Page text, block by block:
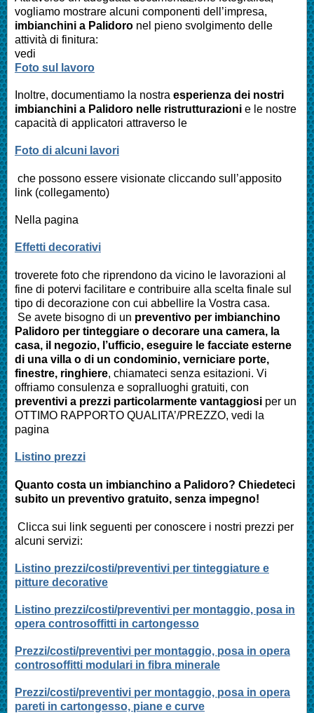
vogliamo mostrare alcuni componenti dell’impresa,
imbianchini a Palidoro nel pieno svolgimento delle
attività di finitura:
vedi
Foto sul lavoro
Inoltre, documentiamo la nostra esperienza dei nostri
imbianchini a Palidoro nelle ristrutturazioni e le nostre
capacità di applicatori attraverso le
Foto di alcuni lavori
che possono essere visionate cliccando sull’apposito
link (collegamento)
Nella pagina
Effetti decorativi
troverete foto che riprendono da vicino le lavorazioni al
fine di potervi facilitare e contribuire alla scelta finale sul
tipo di decorazione con cui abbellire la Vostra casa.
Se avete bisogno di un preventivo per imbianchino
Palidoro per tinteggiare o decorare una camera, la
casa, il negozio, l’ufficio, eseguire le facciate esterne
di una villa o di un condominio, verniciare porte,
finestre, ringhiere, chiamateci senza esitazioni. Vi
offriamo consulenza e sopralluoghi gratuiti, con
preventivi a prezzi particolarmente vantaggiosi per un
OTTIMO RAPPORTO QUALITA’/PREZZO, vedi la
pagina
Listino prezzi
Quanto costa un imbianchino a Palidoro? Chiedeteci
subito un preventivo gratuito, senza impegno!
Clicca sui link seguenti per conoscere i nostri prezzi per
alcuni servizi:
Listino prezzi/costi/preventivi per tinteggiature e
pitture decorative
Listino prezzi/costi/preventivi per montaggio, posa in
opera controsoffitti in cartongesso
Prezzi/costi/preventivi per montaggio, posa in opera
controsoffitti modulari in fibra minerale
Prezzi/costi/preventivi per montaggio, posa in opera
pareti in cartongesso, piane e curve